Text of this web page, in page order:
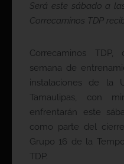
Será este sábado a
Correcaminos TDP
Correcaminos
semana de
instalaciones de la
Tamaulipas, con
enfrentarán este
como parte del
Grupo 16 de la
TDP.